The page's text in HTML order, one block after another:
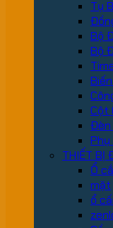
Tụ
Bộ
Bộ
Cột
Đèn
Phụ
THIẾT BỊ
Ổ
mặt
ổ